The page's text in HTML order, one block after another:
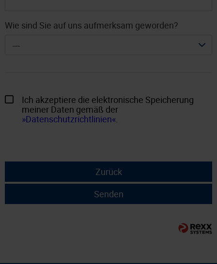
Wie sind Sie auf uns aufmerksam geworden?
---
Ich akzeptiere die elektronische Speicherung
meiner Daten gemäß der
Datenschutzrichtlinien
Zurück
Senden